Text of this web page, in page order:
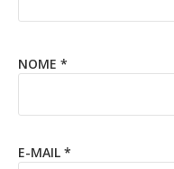
NOME *
E-MAIL *